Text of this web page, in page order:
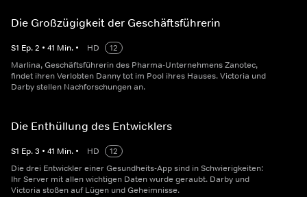
Die Großzügigkeit der Geschäftsführerin
S1 Ep.2 • 41 Min. • HD
12
Marlina, Geschäftsführerin des Pharma-Unternehmens Zanotec,
findet ihren Verlobten Danny tot im Pool ihres Hauses. Victoria und
Darby stellen Nachforschungen an.
Die Enthüllung des Entwicklers
S1 Ep.3 • 41 Min. • HD
12
Die drei Entwickler einer Gesundheits-App sind in Schwierigkeiten:
Ihr Server mit allen wichtigen Daten wurde geraubt. Darby und
Victoria stoßen auf Lügen und Geheimnisse.